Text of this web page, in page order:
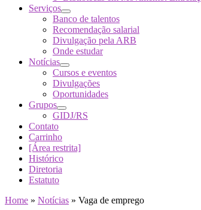
Serviços
Banco de talentos
Recomendação salarial
Divulgação pela ARB
Onde estudar
Notícias
Cursos e eventos
Divulgações
Oportunidades
Grupos
GIDJ/RS
Contato
Carrinho
[Área restrita]
Histórico
Diretoria
Estatuto
Home » Notícias » Vaga de emprego